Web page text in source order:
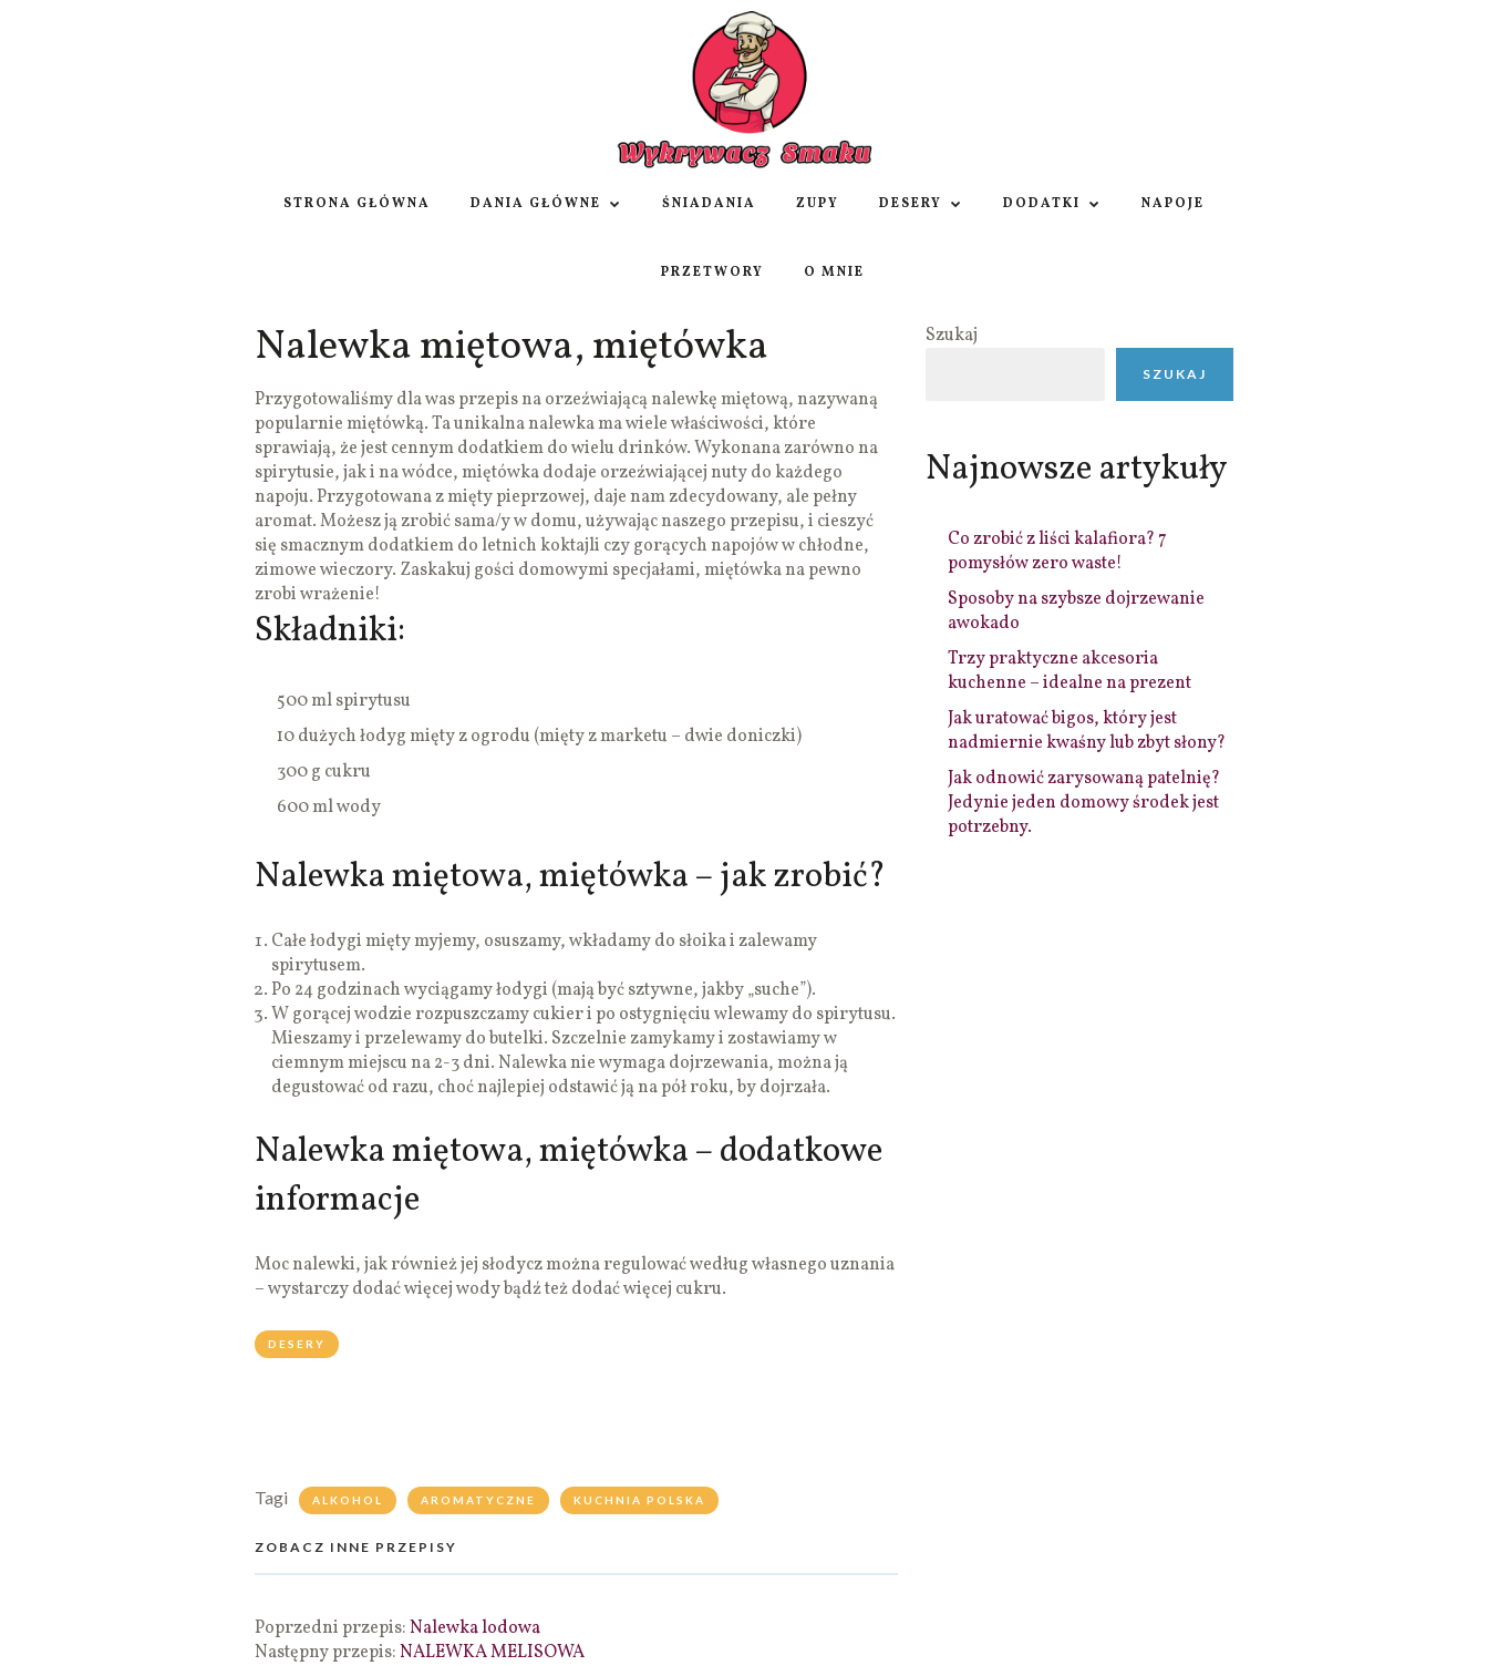
STRONA GŁÓWNA DANIA GŁÓWNE ŚNIADANIA ZUPY DESERY DODATKI NAPOJE
PRZETWORY O MNIE
Nalewka miętowa, miętówka
Przygotowaliśmy dla was przepis na orzeźwiającą nalewkę miętową, nazywaną
popularnie miętówką. Ta unikalna nalewka ma wiele właściwości, które
sprawiają, że jest cennym dodatkiem do wielu drinków. Wykonana zarówno na
spirytusie, jak i na wódce, miętówka dodaje orzeźwiającej nuty do każdego
napoju. Przygotowana z mięty pieprzowej, daje nam zdecydowany, ale pełny
aromat. Możesz ją zrobić sama/y w domu, używając naszego przepisu, i cieszyć
się smacznym dodatkiem do letnich koktajli czy gorących napojów w chłodne,
zimowe wieczory. Zaskakuj gości domowymi specjałami, miętówka na pewno
zrobi wrażenie!
Składniki:
500 ml spirytusu
10 dużych łodyg mięty z ogrodu (mięty z marketu – dwie doniczki)
300 g cukru
600 ml wody
Nalewka miętowa, miętówka – jak zrobić?
Całe łodygi mięty myjemy, osuszamy, wkładamy do słoika i zalewamy
spirytusem.
Po 24 godzinach wyciągamy łodygi (mają być sztywne, jakby „suche”).
W gorącej wodzie rozpuszczamy cukier i po ostygnięciu wlewamy do spirytusu.
Mieszamy i przelewamy do butelki. Szczelnie zamykamy i zostawiamy w
ciemnym miejscu na 2-3 dni. Nalewka nie wymaga dojrzewania, można ją
degustować od razu, choć najlepiej odstawić ją na pół roku, by dojrzała.
Nalewka miętowa, miętówka – dodatkowe
informacje
Moc nalewki, jak również jej słodycz można regulować według własnego uznania
– wystarczy dodać więcej wody bądź też dodać więcej cukru.
DESERY
Tagi ALKOHOL AROMATYCZNE KUCHNIA POLSKA
ZOBACZ INNE PRZEPISY
Poprzedni przepis:Nalewka lodowa
Następny przepis:NALEWKA MELISOWA
Szukaj
SZUKAJ
Najnowsze artykuły
Co zrobić z liści kalafiora? 7
pomysłów zero waste!
Sposoby na szybsze dojrzewanie
awokado
Trzy praktyczne akcesoria
kuchenne – idealne na prezent
Jak uratować bigos, który jest
nadmiernie kwaśny lub zbyt słony?
Jak odnowić zarysowaną patelnię?
Jedynie jeden domowy środek jest
potrzebny.